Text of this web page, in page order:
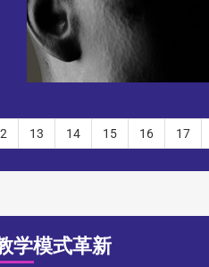
13 14 15 16 17
学模式革新